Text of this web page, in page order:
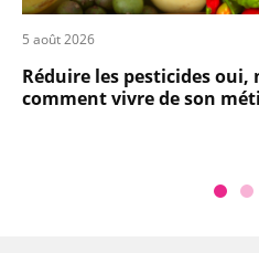
5 août 2026
Réduire les pesticides oui,
comment vivre de son